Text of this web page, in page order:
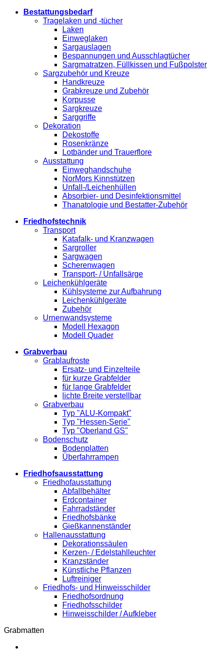
Bestattungsbedarf
Tragelaken und -tücher
Laken
Einweglaken
Sargauslagen
Bespannungen und Ausschlagtücher
Sargmatratzen, Füllkissen und Fußpolster
Sargzubehör und Kreuze
Handkreuze
Grabkreuze und Zubehör
Korpusse
Sargkreuze
Sarggriffe
Dekoration
Dekostoffe
Rosenkränze
Lotbänder und Trauerflore
Ausstattung
Einweghandschuhe
NorMors Kinnstützen
Unfall-/Leichenhüllen
Absorbier- und Desinfektionsmittel
Thanatologie und Bestatter-Zubehör
Friedhofstechnik
Transport
Katafalk- und Kranzwagen
Sargroller
Sargwagen
Scherenwagen
Transport- / Unfallsärge
Leichenkühlgeräte
Kühlsysteme zur Aufbahrung
Leichenkühlgeräte
Zubehör
Urnenwandsysteme
Modell Hexagon
Modell Quader
Grabverbau
Grablaufroste
Ersatz- und Einzelteile
für kurze Grabfelder
für lange Grabfelder
lichte Breite verstellbar
Grabverbau
Typ "ALU-Kompakt"
Typ "Hessen-Serie"
Typ "Oberland GS"
Bodenschutz
Bodenplatten
Überfahrrampen
Friedhofsausstattung
Friedhofausstattung
Abfallbehälter
Erdcontainer
Fahrradständer
Friedhofsbänke
Gießkannenständer
Hallenausstattung
Dekorationssäulen
Kerzen- / Edelstahlleuchter
Kranzständer
Künstliche Pflanzen
Luftreiniger
Friedhofs- und Hinweisschilder
Friedhofsordnung
Friedhofsschilder
Hinweisschilder / Aufkleber
Grabmatten